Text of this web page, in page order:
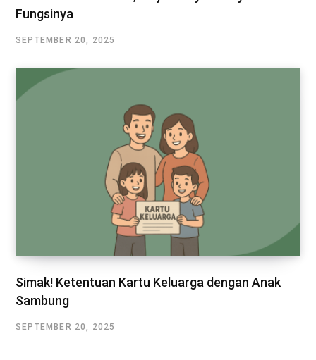
Fungsinya
SEPTEMBER 20, 2025
Simak! Ketentuan Kartu Keluarga dengan Anak
Sambung
SEPTEMBER 20, 2025